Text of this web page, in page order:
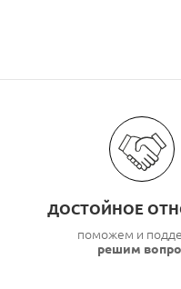
ДОСТОЙНОЕ
поможем и
решим